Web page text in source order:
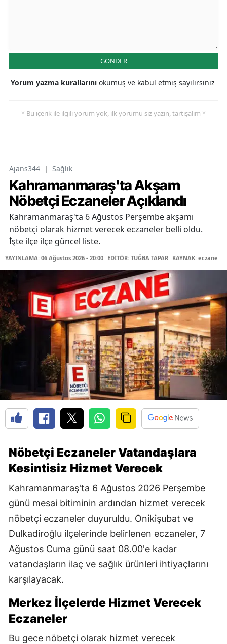
GÖNDER
Yorum yazma kurallarını okumuş ve kabul etmiş sayılırsınız
* Bu içerik ile ilgili yorum yok, ilk yorumu siz yazın, tartışalım *
Ajans344 | Sağlık
Kahramanmaraş'ta Akşam
Nöbetçi Eczaneler Açıklandı
Kahramanmaraş'ta 6 Ağustos Perşembe akşamı
nöbetçi olarak hizmet verecek eczaneler belli oldu.
İşte ilçe ilçe güncel liste.
YAYINLAMA: 06 Ağustos 2026 - 20:00 EDİTÖR: TUĞBA TAPAR KAYNAK: eczane
Nöbetçi Eczaneler Vatandaşlara
Kesintisiz Hizmet Verecek
Kahramanmaraş'ta 6 Ağustos 2026 Perşembe
günü mesai bitiminin ardından hizmet verecek
nöbetçi eczaneler duyuruldu. Onikişubat ve
Dulkadiroğlu ilçelerinde belirlenen eczaneler, 7
Ağustos Cuma günü saat 08.00'e kadar
vatandaşların ilaç ve sağlık ürünleri ihtiyaçlarını
karşılayacak.
Merkez İlçelerde Hizmet Verecek
Eczaneler
Bu gece nöbetçi olarak hizmet verecek